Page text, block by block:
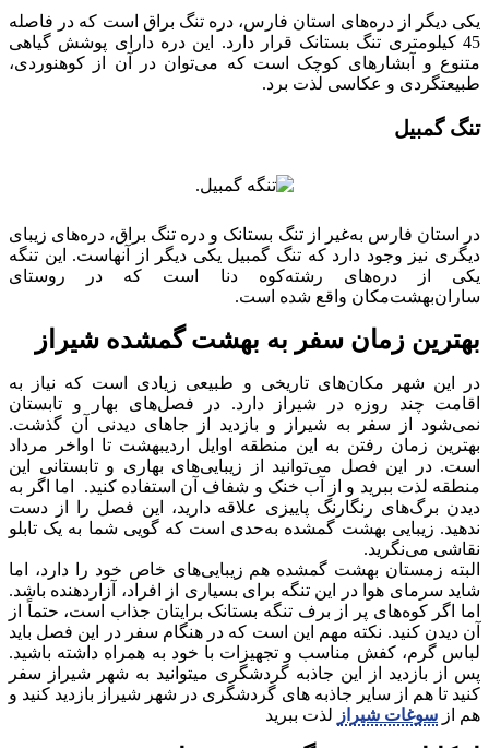
یکی دیگر از دره‌های استان فارس، دره تنگ براق است که در فاصله
45 کیلومتری تنگ بستانک قرار دارد. این دره دارای پوشش گیاهی
متنوع و آبشارهای کوچک است که می‌توان در آن از کوهنوردی،
طبیعتگردی و عکاسی لذت برد.
تنگ گمبیل
در استان فارس به‌غیر از تنگ بستانک و دره تنگ براق، دره‌های زیبای
دیگری نیز وجود دارد که تنگ گمبیل یکی دیگر از آنهاست. این تنگه
یکی از دره‌های رشته‌کوه دنا است که در روستای
ساران‌بهشت‌مکان واقع شده است.
بهترین زمان سفر به بهشت گمشده شیراز
در این شهر مکان‌های تاریخی و طبیعی زیادی است که نیاز به
اقامت چند روزه در شیراز دارد. در فصل‌های بهار و تابستان
نمی‌شود از سفر به شیراز و بازدید از جاهای دیدنی آن گذشت.
بهترین زمان رفتن به این منطقه اوایل اردیبهشت تا اواخر مرداد
است. در این فصل می‌توانید از زیبایی‌های بهاری و تابستانی این
منطقه لذت ببرید و از آب خنک و شفاف آن استفاده کنید. اما اگر به
دیدن برگ‌های رنگارنگ پاییزی علاقه دارید، این فصل را از دست
ندهید. زیبایی بهشت گمشده به‌حدی است که گویی شما به یک تابلو
نقاشی می‌نگرید.
البته زمستان بهشت گمشده هم زیبایی‌های خاص خود را دارد، اما
شاید سرمای هوا در این تنگه برای بسیاری از افراد، آزاردهنده باشد.
اما اگر کوه‌های پر از برف تنگه بستانک برایتان جذاب است، حتماً از
آن دیدن کنید. نکته مهم این است که در هنگام سفر در این فصل باید
لباس گرم، کفش مناسب و تجهیزات با خود به همراه داشته باشید.
پس از بازدید از این جاذبه گردشگری میتوانید به شهر شیراز سفر
کنید تا هم از سایر جاذبه های گردشگری در شهر شیراز بازدید کنید و
هم از سوغات شیراز لذت ببرید